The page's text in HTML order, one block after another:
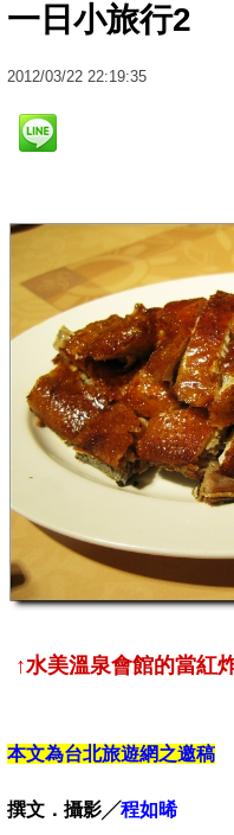
一日小旅行2
2012/03/22 22:19:35
↑水美溫泉會館的當紅
本文為台北旅遊網之邀稿
撰文．攝影╱程如晞